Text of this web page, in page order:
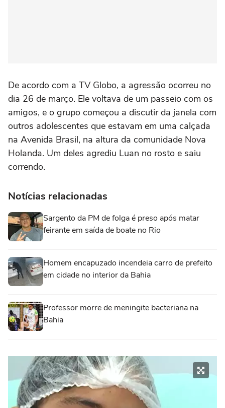
De acordo com a TV Globo, a agressão ocorreu no
dia 26 de março. Ele voltava de um passeio com os
amigos, e o grupo começou a discutir da janela com
outros adolescentes que estavam em uma calçada
na Avenida Brasil, na altura da comunidade Nova
Holanda. Um deles agrediu Luan no rosto e saiu
correndo.
Notícias relacionadas
Sargento da PM de folga é preso após matar
feirante em saída de boate no Rio
Homem encapuzado incendeia carro de prefeito
em cidade no interior da Bahia
Professor morre de meningite bacteriana na
Bahia